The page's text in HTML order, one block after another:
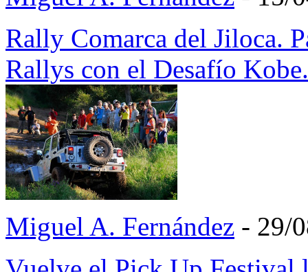
Rally Comarca del Jiloca.
Rallys con el Desafío
Miguel A. Fernández - 29/